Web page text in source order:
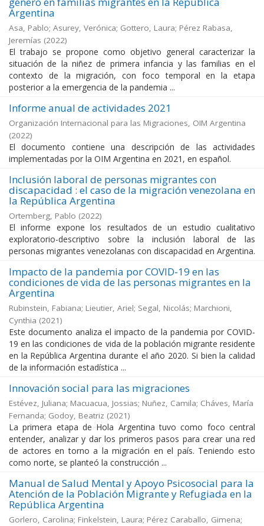
Argentina
Asa, Pablo; Asurey, Verónica; Gottero, Laura; Pérez Rabasa,
Jeremías (2022)
El trabajo se propone como objetivo general caracterizar la
situación de la niñez de primera infancia y las familias en el
contexto de la migración, con foco temporal en la etapa
posterior a la emergencia de la pandemia ...
Informe anual de actividades 2021
Organización Internacional para las Migraciones, OIM Argentina
(2022)
El documento contiene una descripción de las actividades
implementadas por la OIM Argentina en 2021, en español.
Inclusión laboral de personas migrantes con
discapacidad : el caso de la migración venezolana en
la República Argentina
Ortemberg, Pablo (2022)
El informe expone los resultados de un estudio cualitativo
exploratorio-descriptivo sobre la inclusión laboral de las
personas migrantes venezolanas con discapacidad en Argentina.
Impacto de la pandemia por COVID-19 en las
condiciones de vida de las personas migrantes en la
Argentina
Rubinstein, Fabiana; Lieutier, Ariel; Segal, Nicolás; Marchioni,
Cynthia (2021)
Este documento analiza el impacto de la pandemia por COVID-
19 en las condiciones de vida de la población migrante residente
en la República Argentina durante el año 2020. Si bien la calidad
de la información estadística ...
Innovación social para las migraciones
Estévez, Juliana; Macuacua, Jossias; Nuñez, Camila; Cháves, María
Fernanda; Godoy, Beatriz (2021)
La primera etapa de Hola Argentina tuvo como foco central
entender, analizar y dar los primeros pasos para crear una red
de actores en torno a la migración en el país. Teniendo esto
como norte, se planteó la construcción ...
Manual de Salud Mental y Apoyo Psicosocial para la
Atención de la Población Migrante y Refugiada en la
República Argentina
Gorlero, Carolina; Finkelstein, Laura; Pérez Caraballo, Gimena;